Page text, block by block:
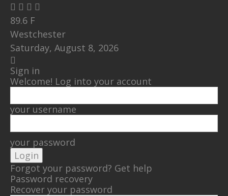
89.6 F
Westchester
Saturday, August 8, 2026
Sign in
Welcome! Log into your account
your username
your password
Forgot your password? Get help
Password recovery
Recover your password